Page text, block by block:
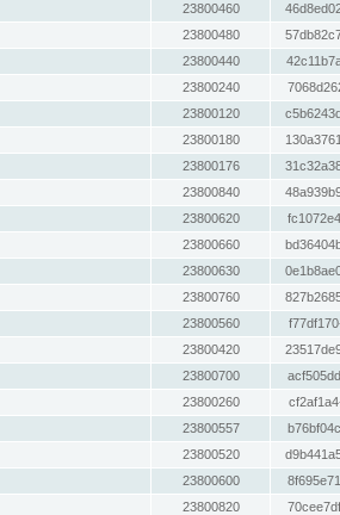
23800460
23800480
23800440
23800240
23800120
23800180
23800176
23800840
23800620
23800660
23800630
23800760
23800560
23800420
23800700
23800260
23800557
23800520
23800600
23800820